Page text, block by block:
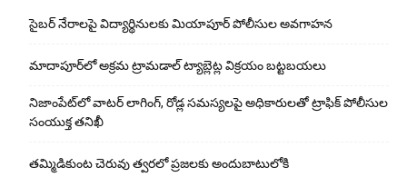
సైబర్ నేరాలపై విద్యార్థినులకు మియాపూర్ పోలీసుల అవగాహన
మాదాపూర్‌లో అక్రమ ట్రామడాల్ ట్యాబ్లెట్ల విక్రయం బట్టబయలు
నిజాంపేట్‌లో వాటర్ లాగింగ్, రోడ్ల సమస్యలపై అధికారులతో ట్రాఫిక్ పోలీసుల
సంయుక్త తనిఖీ
తమ్మిడికుంట చెరువు త్వరలో ప్రజలకు అందుబాటులోకి